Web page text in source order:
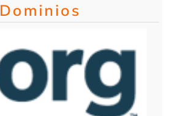
Dominios